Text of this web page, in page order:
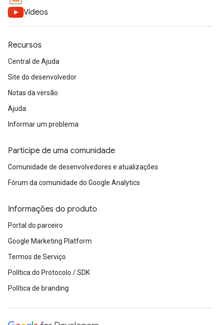
Vídeos
Recursos
Central de Ajuda
Site do desenvolvedor
Notas da versão
Ajuda
Informar um problema
Participe de uma comunidade
Comunidade de desenvolvedores e atualizações
Fórum da comunidade do Google Analytics
Informações do produto
Portal do parceiro
Google Marketing Platform
Termos de Serviço
Política do Protocolo / SDK
Política de branding